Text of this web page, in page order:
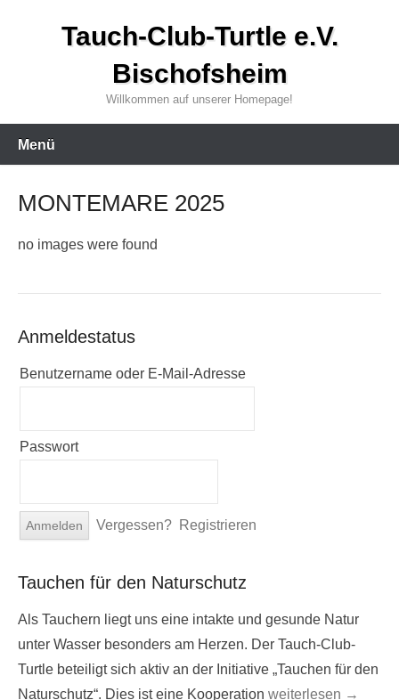
Tauch-Club-Turtle e.V.
Bischofsheim
Willkommen auf unserer Homepage!
Menü
MONTEMARE 2025
no images were found
Anmeldestatus
Benutzername oder E-Mail-Adresse
Passwort
Vergessen? Registrieren
Tauchen für den Naturschutz
Als Tauchern liegt uns eine intakte und gesunde Natur
unter Wasser besonders am Herzen. Der Tauch-Club-
Turtle beteiligt sich aktiv an der Initiative „Tauchen für den
Naturschutz“. Dies ist eine Kooperation weiterlesen →